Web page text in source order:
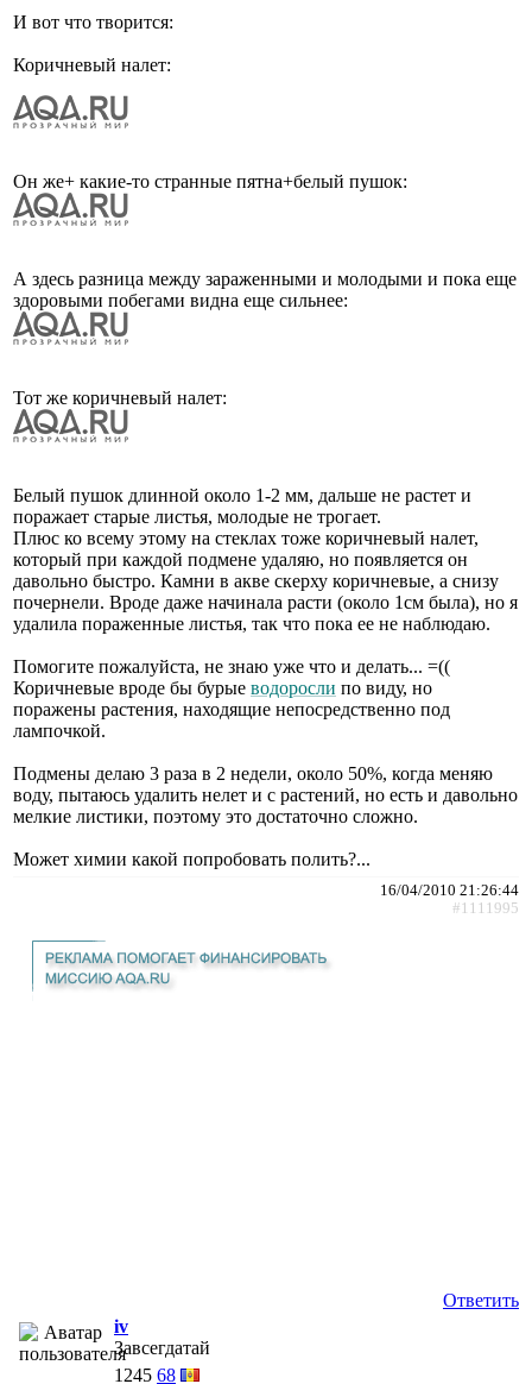
И вот что творится:
Коричневый налет:
Он же+ какие-то странные пятна+белый пушок:
А здесь разница между зараженными и молодыми и пока еще
здоровыми побегами видна еще сильнее:
Тот же коричневый налет:
Белый пушок длинной около 1-2 мм, дальше не растет и
поражает старые листья, молодые не трогает.
Плюс ко всему этому на стеклах тоже коричневый налет,
который при каждой подмене удаляю, но появляется он
давольно быстро. Камни в акве скерху коричневые, а снизу
почернели. Вроде даже начинала расти (около 1см была), но я
удалила пораженные листья, так что пока ее не наблюдаю.
Помогите пожалуйста, не знаю уже что и делать... =((
Коричневые вроде бы бурые водоросли по виду, но
поражены растения, находящие непосредственно под
лампочкой.
Подмены делаю 3 раза в 2 недели, около 50%, когда меняю
воду, пытаюсь удалить нелет и с растений, но есть и давольно
мелкие листики, поэтому это достаточно сложно.
Может химии какой попробовать полить?...
16/04/2010 21:26:44
#1111995
Ответить
iv
Завсегдатай
1245 68